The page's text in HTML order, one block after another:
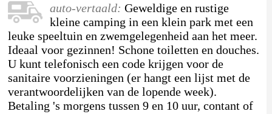
auto-vertaald: Geweldige en rustige
kleine camping in een klein park met een
leuke speeltuin en zwemgelegenheid aan het meer.
Ideaal voor gezinnen! Schone toiletten en douches.
U kunt telefonisch een code krijgen voor de
sanitaire voorzieningen (er hangt een lijst met de
verantwoordelijken van de lopende week).
Betaling 's morgens tussen 9 en 10 uur, contant of